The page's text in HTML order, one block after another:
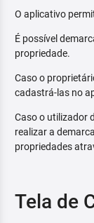
O aplicativo
É possível
propriedade.
Caso o
cadastrá-las no
Caso o utilizador
realizar a
propriedades
Tela de